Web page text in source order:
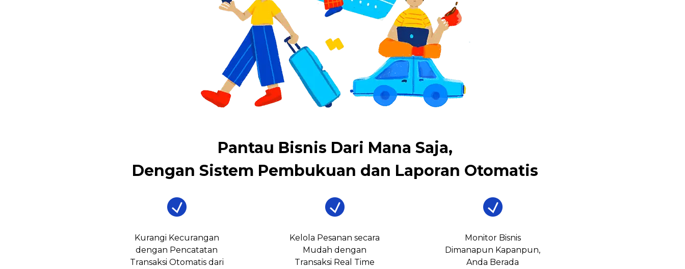
Pantau Bisnis Dari Mana Saja,
Dengan Sistem Pembukuan dan Laporan Otomatis
Kurangi Kecurangan
dengan Pencatatan
Transaksi Otomatis dari
Kelola Pesanan secara
Mudah dengan
Transaksi Real Time
Monitor Bisnis
Dimanapun Kapanpun,
Anda Berada